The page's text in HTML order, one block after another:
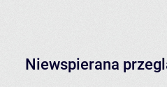
Niewspierana